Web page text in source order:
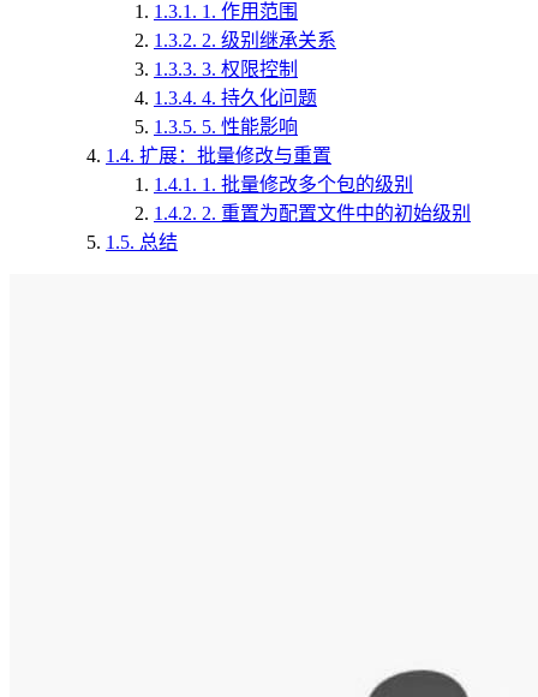
1.3.1. 1. 作用范围
1.3.2. 2. 级别继承关系
1.3.3. 3. 权限控制
1.3.4. 4. 持久化问题
1.3.5. 5. 性能影响
1.4. 扩展：批量修改与重置
1.4.1. 1. 批量修改多个包的级别
1.4.2. 2. 重置为配置文件中的初始级别
1.5. 总结